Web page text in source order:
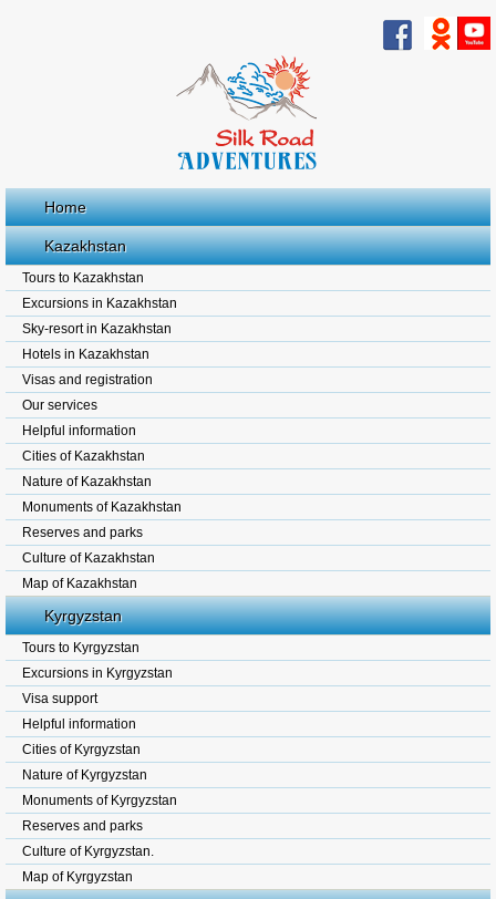
Home
Kazakhstan
Tours to Kazakhstan
Excursions in Kazakhstan
Sky-resort in Kazakhstan
Hotels in Kazakhstan
Visas and registration
Our services
Helpful information
Cities of Kazakhstan
Nature of Kazakhstan
Monuments of Kazakhstan
Reserves and parks
Culture of Kazakhstan
Map of Kazakhstan
Kyrgyzstan
Tours to Kyrgyzstan
Excursions in Kyrgyzstan
Visa support
Helpful information
Cities of Kyrgyzstan
Nature of Kyrgyzstan
Monuments of Kyrgyzstan
Reserves and parks
Culture of Kyrgyzstan.
Map of Kyrgyzstan